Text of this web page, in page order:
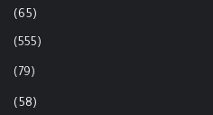
(65)
(555)
(79)
(58)